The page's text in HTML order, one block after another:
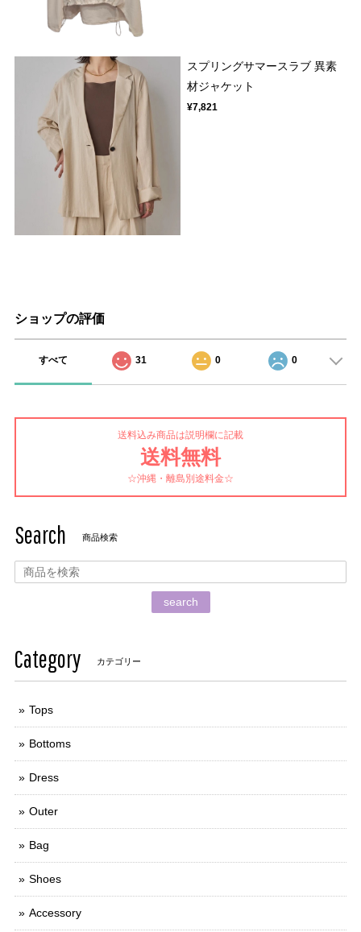
スプリングサマースラブ 異素
材ジャケット
¥7,821
ショップの評価
すべて 31 0 0
送料込み商品は説明欄に記載
送料無料
☆沖縄・離島別途料金☆
Search 商品検索
search
Category カテゴリー
Tops
Bottoms
Dress
Outer
Bag
Shoes
Accessory